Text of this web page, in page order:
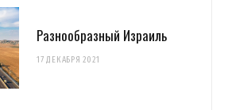
Разнообразный Израиль
17 ДЕКАБРЯ 2021